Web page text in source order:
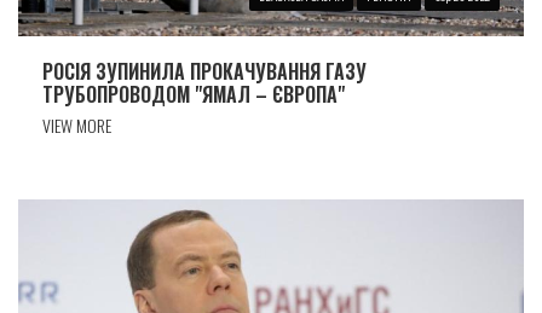
РОСІЯ ЗУПИНИЛА ПРОКАЧУВАННЯ ГАЗУ
ТРУБОПРОВОДОМ "ЯМАЛ – ЄВРОПА"
VIEW MORE